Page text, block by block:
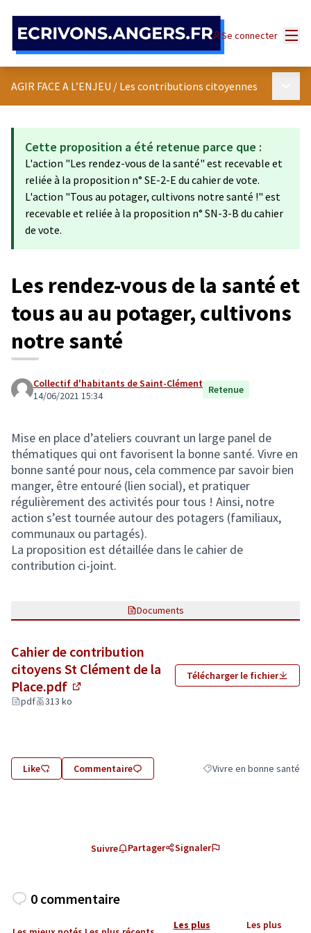
Se connecter
AGIR FACE A L’ENJEU / Les contributions citoyennes
Cette proposition a été retenue parce que :
L'action "Les rendez-vous de la santé" est recevable et
reliée à la proposition n° SE-2-E du cahier de vote.
L'action "Tous au potager, cultivons notre santé !" est
recevable et reliée à la proposition n° SN-3-B du cahier
de vote.
Les rendez-vous de la santé et
tous au au potager, cultivons
notre santé
Collectif d'habitants de Saint-Clément
14/06/2021 15:34
Retenue
Mise en place d’ateliers couvrant un large panel de
thématiques qui ont favorisent la bonne santé. Vivre en
bonne santé pour nous, cela commence par savoir bien
manger, être entouré (lien social), et pratiquer
régulièrement des activités pour tous ! Ainsi, notre
action s’est tournée autour des potagers (familiaux,
communaux ou partagés).
La proposition est détaillée dans le cahier de
contribution ci-joint.
Documents
Cahier de contribution
citoyens St Clément de la
Place.pdf
(Lien externe)
pdf 313 ko
Télécharger le fichier
Like Commentaire Filtrer les résultats de la
Vivre en bonne santé
Suivre Partager Signaler
0 commentaire
Les plus
Les plus